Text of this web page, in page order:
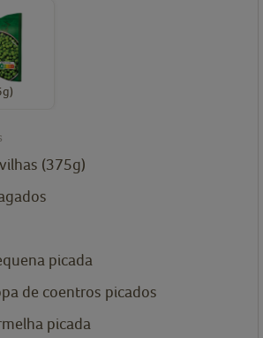
(375g)
picada
de coentros picados
picada